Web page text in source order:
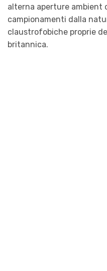
alterna aperture ambient
campionamenti dalla
claustrofobiche proprie
britannica.